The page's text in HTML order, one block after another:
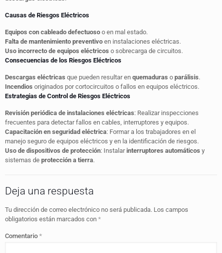
Causas de Riesgos Eléctricos
Equipos con cableado defectuoso o en mal estado.
Falta de mantenimiento preventivo en instalaciones eléctricas.
Uso incorrecto de equipos eléctricos o sobrecarga de circuitos.
Consecuencias de los Riesgos Eléctricos
Descargas eléctricas que pueden resultar en quemaduras o parálisis.
Incendios originados por cortocircuitos o fallos en equipos eléctricos.
Estrategias de Control de Riesgos Eléctricos
Revisión periódica de instalaciones eléctricas: Realizar inspecciones
frecuentes para detectar fallos en cables, interruptores y equipos.
Capacitación en seguridad eléctrica: Formar a los trabajadores en el
manejo seguro de equipos eléctricos y en la identificación de riesgos.
Uso de dispositivos de protección: Instalarinterruptores automáticos y
sistemas de protección a tierra.
Deja una respuesta
Tu dirección de correo electrónico no será publicada. Los campos
obligatorios están marcados con *
Comentario *